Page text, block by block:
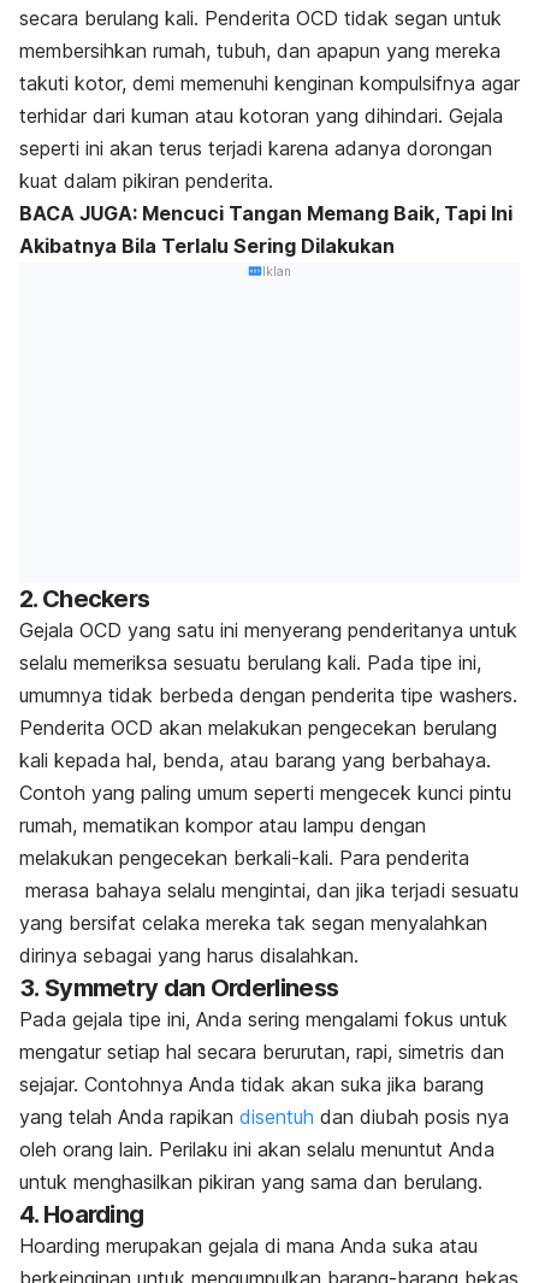
secara berulang kali. Penderita OCD tidak segan untuk
membersihkan rumah, tubuh, dan apapun yang mereka
takuti kotor, demi memenuhi kenginan kompulsifnya agar
terhidar dari kuman atau kotoran yang dihindari. Gejala
seperti ini akan terus terjadi karena adanya dorongan
kuat dalam pikiran penderita.
BACA JUGA: Mencuci Tangan Memang Baik, Tapi Ini
Akibatnya Bila Terlalu Sering Dilakukan
Iklan
2. Checkers
Gejala OCD yang satu ini menyerang penderitanya untuk
selalu memeriksa sesuatu berulang kali. Pada tipe ini,
umumnya tidak berbeda dengan penderita tipe washers.
Penderita OCD akan melakukan pengecekan berulang
kali kepada hal, benda, atau barang yang berbahaya.
Contoh yang paling umum seperti mengecek kunci pintu
rumah, mematikan kompor atau lampu dengan
melakukan pengecekan berkali-kali. Para penderita
merasa bahaya selalu mengintai, dan jika terjadi sesuatu
yang bersifat celaka mereka tak segan menyalahkan
dirinya sebagai yang harus disalahkan.
3. Symmetrydan Orderliness
Pada gejala tipe ini, Anda sering mengalami fokus untuk
mengatur setiap hal secara berurutan, rapi, simetris dan
sejajar. Contohnya Anda tidak akan suka jika barang
yang telah Anda rapikan disentuh dan diubah posis nya
oleh orang lain. Perilaku ini akan selalu menuntut Anda
untuk menghasilkan pikiran yang sama dan berulang.
4. Hoarding
Hoarding merupakan gejala di mana Anda suka atau
berkeinginan untuk mengumpulkan barang-barang bekas